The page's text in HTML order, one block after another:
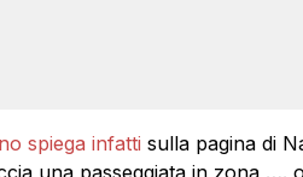
spiega infatti sulla pagina di
una passeggiata in zona ….